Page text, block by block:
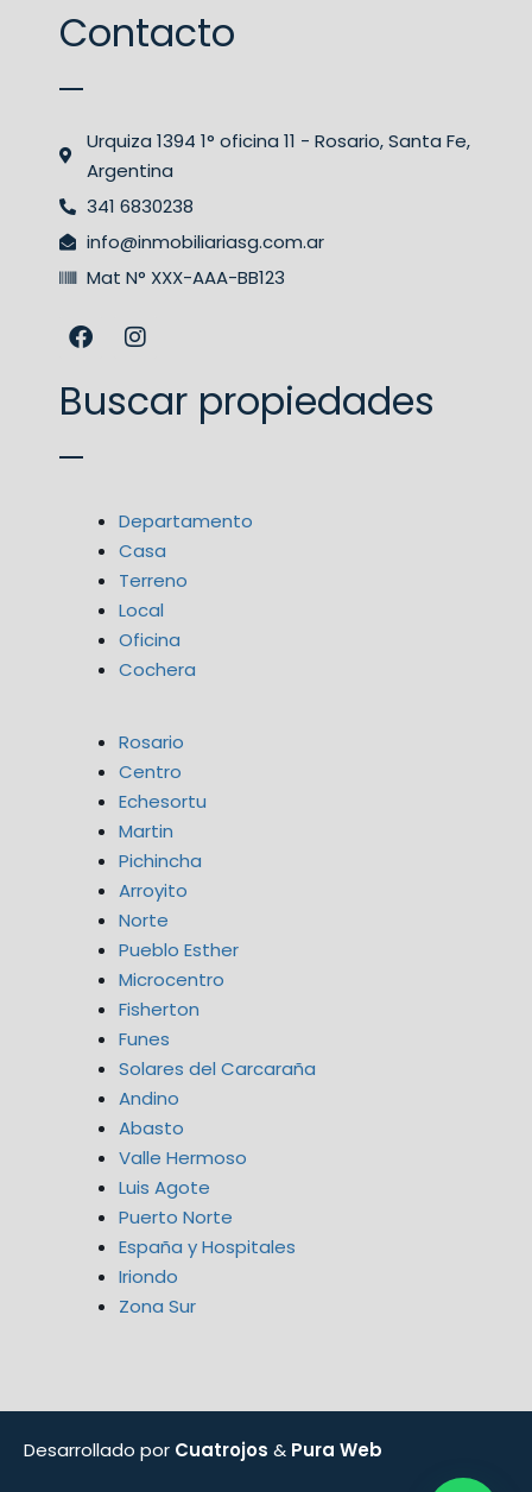
Contacto
Urquiza 1394 1° oficina 11 - Rosario, Santa Fe,
Argentina
341 6830238
info@inmobiliariasg.com.ar
Mat N° XXX-AAA-BB123
Buscar propiedades
Departamento
Casa
Terreno
Local
Oficina
Cochera
Rosario
Centro
Echesortu
Martin
Pichincha
Arroyito
Norte
Pueblo Esther
Microcentro
Fisherton
Funes
Solares del Carcaraña
Andino
Abasto
Valle Hermoso
Luis Agote
Puerto Norte
España y Hospitales
Iriondo
Zona Sur
Desarrollado por Cuatrojos & Pura Web